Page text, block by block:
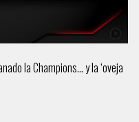
la Champions… y la ‘oveja